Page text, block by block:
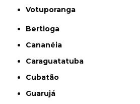
Votuporanga
Bertioga
Cananéia
Caraguatatuba
Cubatão
Guarujá